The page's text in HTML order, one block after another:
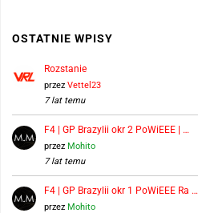
OSTATNIE WPISY
Rozstanie
przez Vettel23
7 lat temu
F4 | GP Brazylii okr 2 PoWiEEE | …
przez Mohito
7 lat temu
F4 | GP Brazylii okr 1 PoWiEEE Ra …
przez Mohito